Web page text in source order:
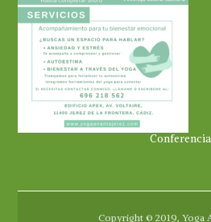
Conferencia
Copyright © 2019, Yoga